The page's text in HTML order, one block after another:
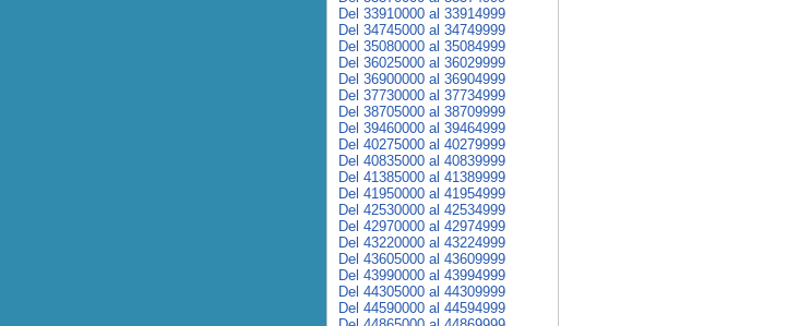
Del 33910000 al 33914999
Del 34745000 al 34749999
Del 35080000 al 35084999
Del 36025000 al 36029999
Del 36900000 al 36904999
Del 37730000 al 37734999
Del 38705000 al 38709999
Del 39460000 al 39464999
Del 40275000 al 40279999
Del 40835000 al 40839999
Del 41385000 al 41389999
Del 41950000 al 41954999
Del 42530000 al 42534999
Del 42970000 al 42974999
Del 43220000 al 43224999
Del 43605000 al 43609999
Del 43990000 al 43994999
Del 44305000 al 44309999
Del 44590000 al 44594999